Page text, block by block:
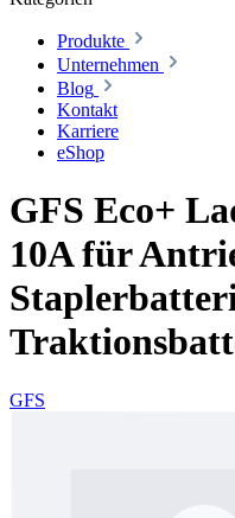
Produkte
Unternehmen
Blog
Kontakt
Karriere
eShop
GFS Eco+
10A für
GFS